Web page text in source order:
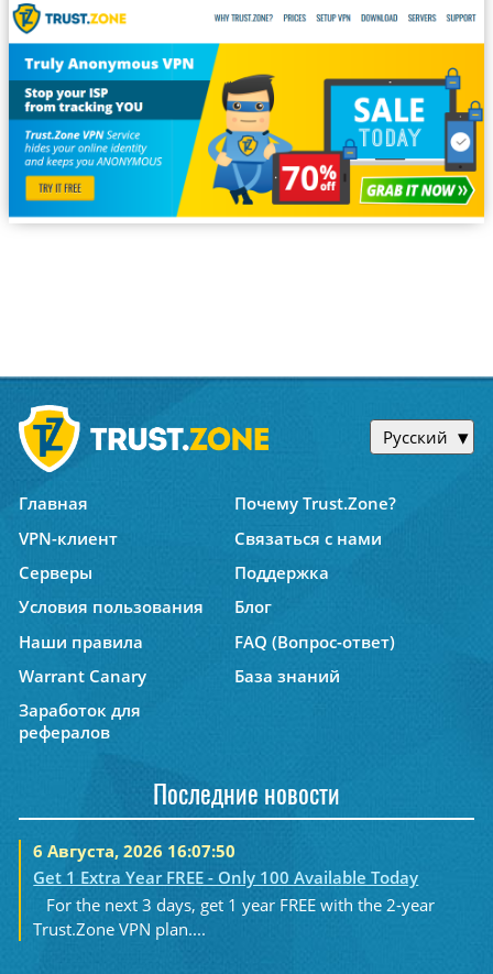
Русский
Главная
Почему Trust.Zone?
VPN-клиент
Связаться с нами
Серверы
Поддержка
Условия пользования
Блог
Наши правила
FAQ (Вопрос-ответ)
Warrant Canary
База знаний
Заработок для
рефералов
Последние новости
6 Августа, 2026 16:07:50
Get 1 Extra Year FREE - Only 100 Available Today
For the next 3 days, get 1 year FREE with the 2-year
Trust.Zone VPN plan....